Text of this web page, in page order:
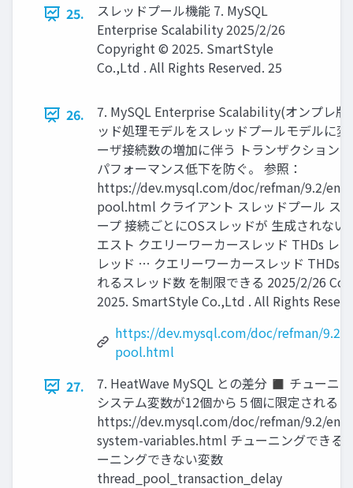
25.
スレッドプール機能 7. MySQL
Enterprise Scalability 2025/2/26
Copyright © 2025. SmartStyle
Co.,Ltd . All Rights Reserved. 25
26.
7. MySQL Enterprise Scalability(オンプレ
ッド処理モデルをスレッドプールモデルに
ーザ接続数の増加に伴う トランザクション
パフォーマンス低下を防ぐ。 参照：
https://dev.mysql.com/doc/refman/9.2/en/
pool.html クライアント スレッドプール ス
ープ 接続ごとにOSスレッドが 生成されない
エスト クエリーワーカースレッド THDs レ
レッド … クエリーワーカースレッド THDs
れるスレッド数 を制限できる 2025/2/26
2025. SmartStyle Co.,Ltd . All Rights
https://dev.mysql.com/doc/refman/9.2/
pool.html
27.
7. HeatWave MySQL との差分 ◼ チューニ
システム変数が12個から５個に限定される
https://dev.mysql.com/doc/refman/9.2/en/
system-variables.html チューニングできる
ーニングできない変数
thread_pool_transaction_delay